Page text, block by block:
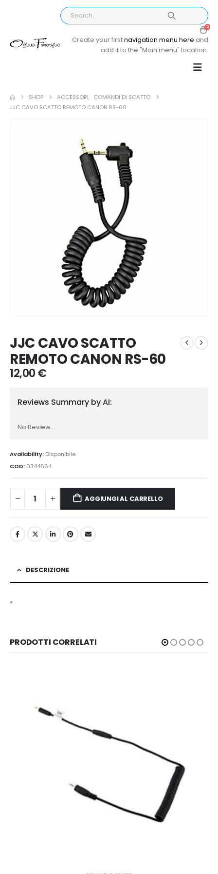
0
Create your firstnavigation menu here and
add it to the "Main menu" location.
SHOP ACCESSORI, COMANDI DI SCATTO
JJC CAVO SCATTO REMOTO CANON RS-60
JJC CAVO SCATTO
REMOTO CANON RS-60
12,00€
Reviews Summary by AI:
No Review...
Availability: Disponibile
COD: 0344664
AGGIUNGI AL CARRELLO
DESCRIZIONE
*
PRODOTTI CORRELATI